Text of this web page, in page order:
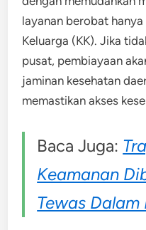
layanan berobat
Keluarga (KK). Jika
pusat, pembiayaan
jaminan kesehatan
memastikan akses
Baca Juga:
Keamanan
Tewas